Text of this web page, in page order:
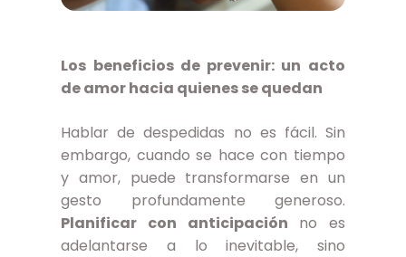
Los beneficios de prevenir: un acto
de amor hacia quienes se quedan
Hablar de despedidas no es fácil. Sin
embargo, cuando se hace con tiempo
y amor, puede transformarse en un
gesto profundamente generoso.
Planificar con anticipación no es
adelantarse a lo inevitable, sino